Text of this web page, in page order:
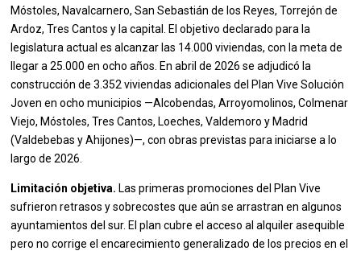
Móstoles, Navalcarnero, San Sebastián de los Reyes, Torrejón de
Ardoz, Tres Cantos y la capital. El objetivo declarado para la
legislatura actual es alcanzar las 14.000 viviendas, con la meta de
llegar a 25.000 en ocho años. En abril de 2026 se adjudicó la
construcción de 3.352 viviendas adicionales del Plan Vive Solución
Joven en ocho municipios —Alcobendas, Arroyomolinos, Colmenar
Viejo, Móstoles, Tres Cantos, Loeches, Valdemoro y Madrid
(Valdebebas y Ahijones)—, con obras previstas para iniciarse a lo
largo de 2026.
Limitación objetiva. Las primeras promociones del Plan Vive
sufrieron retrasos y sobrecostes que aún se arrastran en algunos
ayuntamientos del sur. El plan cubre el acceso al alquiler asequible
pero no corrige el encarecimiento generalizado de los precios en el